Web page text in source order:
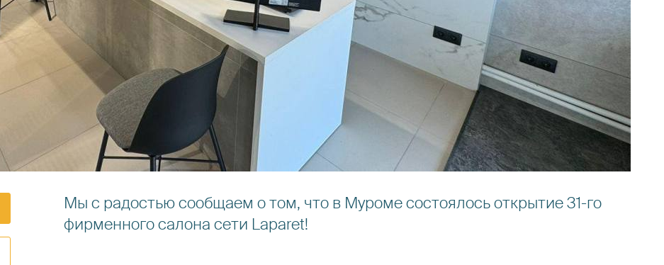
Мы с радостью сообщаем о том, что в Муроме состоялось открытие 31-го
фирменного салона сети Laparet!